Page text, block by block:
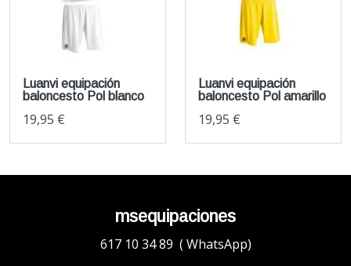
Luanvi equipación
baloncesto Pol blanco
19,95 €
Luanvi equipación
baloncesto Pol amarillo
19,95 €
msequipaciones
617 10 34 89 ( WhatsApp)